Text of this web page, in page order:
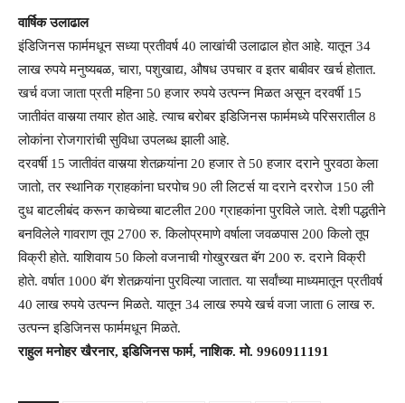
वार्षिक उलाढाल
इंडिजिनस फार्ममधून सध्या प्रतीवर्ष 40 लाखांची उलाढाल होत आहे. यातून 34
लाख रुपये मनुष्यबळ, चारा, पशुखाद्य, औषध उपचार व इतर बाबीवर खर्च होतात.
खर्च वजा जाता प्रती महिना 50 हजार रुपये उत्पन्न मिळत असून दरवर्षी 15
जातीवंत वासर्‍या तयार होत आहे. त्याच बरोबर इडिजिनस फार्ममध्ये परिसरातील 8
लोकांना रोजगारांची सुविधा उपलब्ध झाली आहे.
दरवर्षी 15 जातीवंत वासर्‍या शेतकर्‍यांना 20 हजार ते 50 हजार दराने पुरवठा केला
जातो, तर स्थानिक ग्राहकांना घरपोच 90 ली लिटर्स या दराने दररोज 150 ली
दुध बाटलीबंद करून काचेच्या बाटलीत 200 ग्राहकांना पुरविले जाते. देशी पद्धतीने
बनविलेले गावराण तूप 2700 रु. किलोप्रमाणे वर्षाला जवळपास 200 किलो तूप
विक्री होते. याशिवाय 50 किलो वजनाची गोखुरखत बॅग 200 रु. दराने विक्री
होते. वर्षात 1000 बॅग शेतकर्‍यांना पुरविल्या जातात. या सर्वांच्या माध्यमातून प्रतीवर्ष
40 लाख रुपये उत्पन्न मिळते. यातून 34 लाख रुपये खर्च वजा जाता 6 लाख रु.
उत्पन्न इडिजिनस फार्ममधून मिळते.
राहुल मनोहर खैरनार, इडिजिनस फार्म, नाशिक. मो. 9960911191